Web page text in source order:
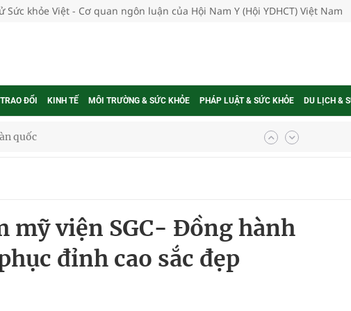
Sức khỏe Việt - Cơ quan ngôn luận của Hội Nam Y (Hội YDHCT) Việt Nam
ĐỔI KINH TẾ MÔI TRƯỜNG & SỨC KHỎE PHÁP LUẬT & SỨC KHỎE DU LỊCH &
mới của Việt Nam
lực cho môi trường và cộng đồng
bảo hiểm y tế nếu không đăng ký khám theo yêu
mỹ viện SGC- Đồng hành
đỉnh cao sắc đẹp